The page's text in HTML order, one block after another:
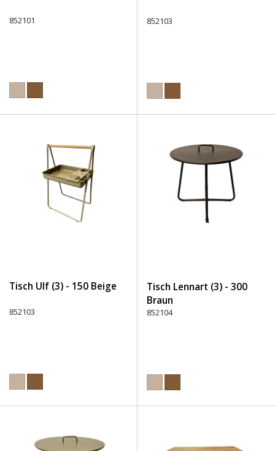
852101 852103
Tisch Ulf (3) - 150 Beige
852103
Tisch Lennart (3) - 300
Braun
852104